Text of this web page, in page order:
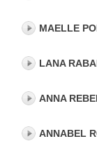
MAELLE
LANA
ANNA
ANNABEL